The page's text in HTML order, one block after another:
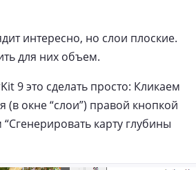
интересно, но слои плоские.
для них объем.
9 это сделать просто: Кликаем
(в окне “слои”) правой кнопкой
карту глубины